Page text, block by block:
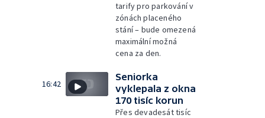
tarify pro parkování v
zónách placeného
stání – bude omezená
maximální možná
cena za den.
16:42
Seniorka
vyklepala z okna
170 tisíc korun
Přes devadesát tisíc